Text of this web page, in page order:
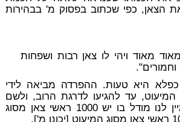
את הצאן, כפי שכתוב בפסוק מ' בבהירות
מאוד ויהי לו צאן רבות ושפחות
וחמורים".
היא טעות. ההפרדה מביאה לידי
עד להגיעו לדרגת הרוב, ולשם
הוכחת הדברים נדמיין לנו מודל בו יש 1000 ראשי צאן מסוג